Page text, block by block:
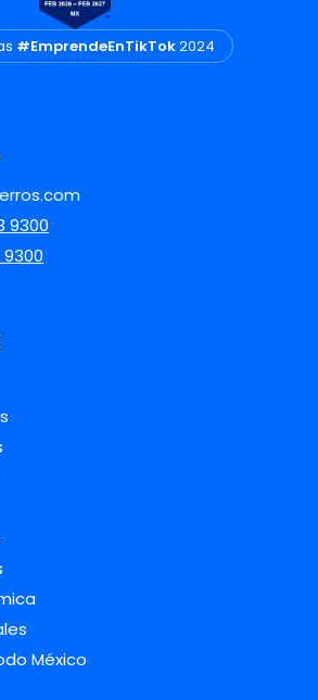
#EmprendeEnTikTok2024
9300
México